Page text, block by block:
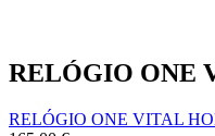
RELÓGIO ONE
RELÓGIO ONE VITAL